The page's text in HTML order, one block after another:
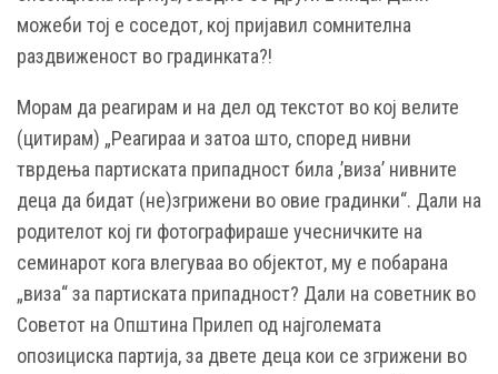
можеби тој е соседот, кој пријавил сомнителна
раздвиженост во градинката?!
Морам да реагирам и на дел од текстот во кој велите
(цитирам) „Реагираа и затоа што, според нивни
тврдења партиската припадност била ,’виза’ нивните
деца да бидат (не)згрижени во овие градинки“. Дали на
родителот кој ги фотографираше учесничките на
семинарот кога влегуваа во објектот, му е побарана
„виза“ за партиската припадност? Дали на советник во
Советот на Општина Прилеп од најголемата
опозициска партија, за двете деца кои се згрижени во